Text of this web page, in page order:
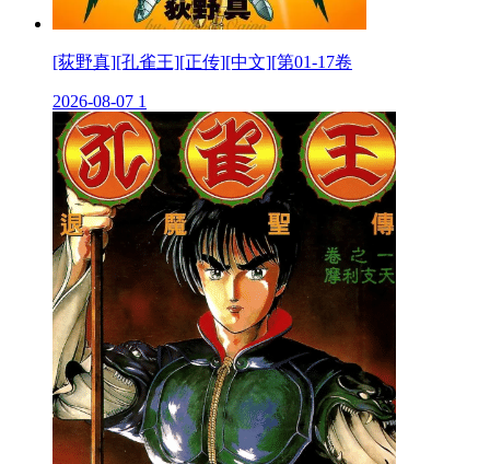
[荻野真][孔雀王][正传][中文][第01-17卷
2026-08-07 1